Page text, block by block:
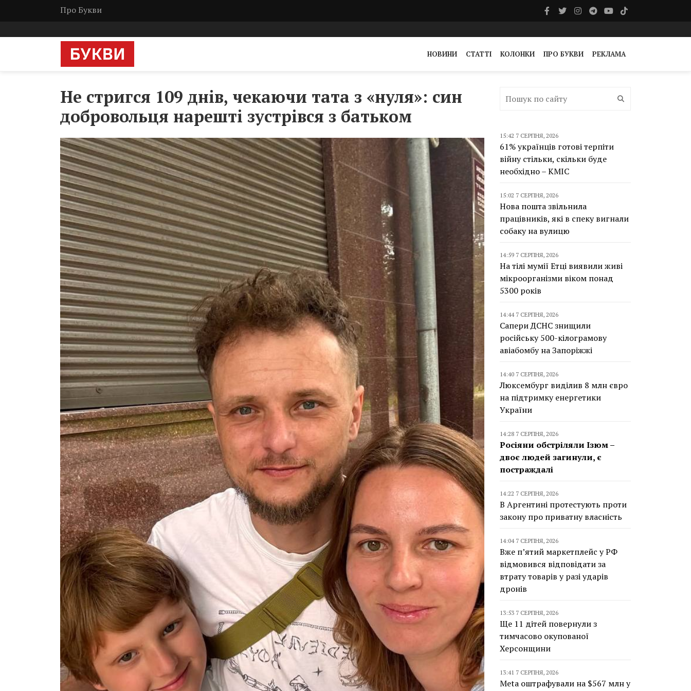
Про Букви
НОВИНИ СТАТТІ КОЛОНКИ ПРО БУКВИ РЕКЛАМА
Не стригся 109 днів, чекаючи тата з «нуля»: син
добровольця нарешті зустрівся з батьком
15:42 7 СЕРПНЯ, 2026
61% українців готові терпіти
війну стільки, скільки буде
необхідно – КМІС
15:02 7 СЕРПНЯ, 2026
Нова пошта звільнила
працівників, які в спеку вигнали
собаку на вулицю
14:59 7 СЕРПНЯ, 2026
На тілі мумії Етці виявили живі
мікроорганізми віком понад
5300 років
14:44 7 СЕРПНЯ, 2026
Сапери ДСНС знищили
російську 500-кілограмову
авіабомбу на Запоріжжі
14:40 7 СЕРПНЯ, 2026
Люксембург виділив 8 млн євро
на підтримку енергетики
України
14:28 7 СЕРПНЯ, 2026
Росіяни обстріляли Ізюм –
двоє людей загинули, є
постраждалі
14:22 7 СЕРПНЯ, 2026
В Аргентині протестують проти
закону про приватну власність
14:04 7 СЕРПНЯ, 2026
Вже п’ятий маркетплейс у РФ
відмовився відповідати за
втрату товарів у разі ударів
дронів
13:53 7 СЕРПНЯ, 2026
Ще 11 дітей повернули з
тимчасово окупованої
Херсонщини
13:41 7 СЕРПНЯ, 2026
Meta оштрафували на $567 млн у